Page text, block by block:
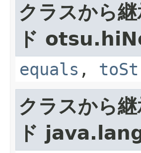
クラスから
ド
equals ,
クラスから
ド